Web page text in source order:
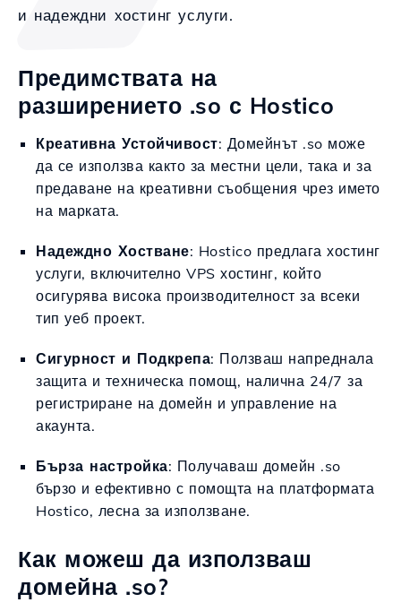
и надеждни хостинг услуги.
Предимствата на
разширението .so с Hostico
Креативна Устойчивост: Домейнът .so може
да се използва както за местни цели, така и за
предаване на креативни съобщения чрез името
на марката.
Надеждно Хостване: Hostico предлага хостинг
услуги, включително VPS хостинг, който
осигурява висока производителност за всеки
тип уеб проект.
Сигурност и Подкрепа: Ползваш напреднала
защита и техническа помощ, налична 24/7 за
регистриране на домейн и управление на
акаунта.
Бърза настройка: Получаваш домейн .so
бързо и ефективно с помощта на платформата
Hostico, лесна за използване.
Как можеш да използваш
домейна .so?